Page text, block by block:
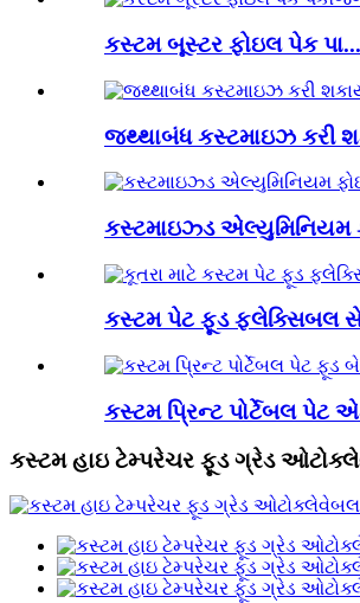
કસ્ટમ બૂસ્ટર ફોઇલ પેક પા...
જથ્થાબંધ કસ્ટમાઇઝ કરી
કસ્ટમાઇઝ્ડ એલ્યુમિનિયમ
કસ્ટમ પેટ ફૂડ ફ્લેક્સિબલ
કસ્ટમ પ્રિન્ટ પોર્ટેબલ પેટ
કસ્ટમ હાઇ ટેમ્પરેચર ફૂડ ગ્રેડ